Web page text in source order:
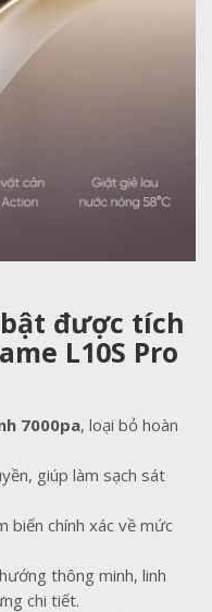
được tích
L10S Pro
7000pa, loại bỏ hoàn
giúp làm sạch sát
biến chính xác về mức
thông minh, linh
chi tiết.